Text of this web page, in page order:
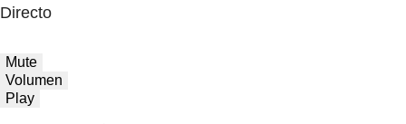
Directo
Mute
Volumen
Play